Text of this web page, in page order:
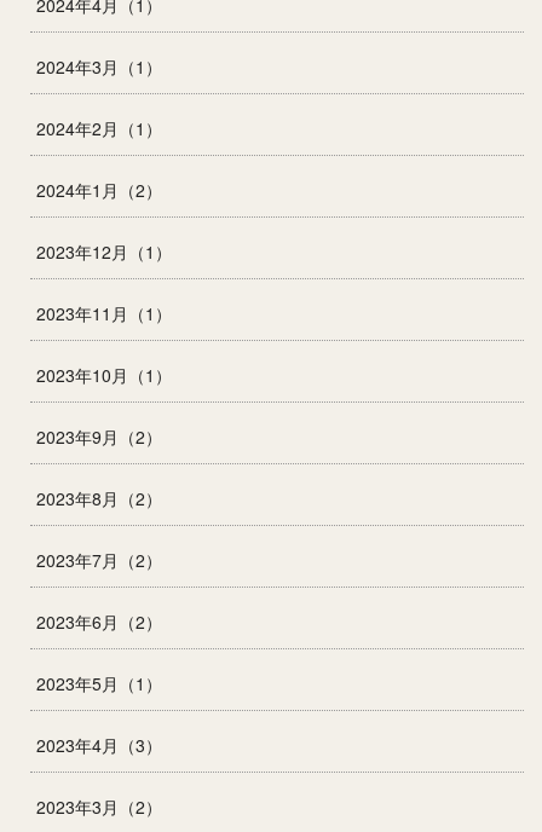
2024年4月（1）
2024年3月（1）
2024年2月（1）
2024年1月（2）
2023年12月（1）
2023年11月（1）
2023年10月（1）
2023年9月（2）
2023年8月（2）
2023年7月（2）
2023年6月（2）
2023年5月（1）
2023年4月（3）
2023年3月（2）